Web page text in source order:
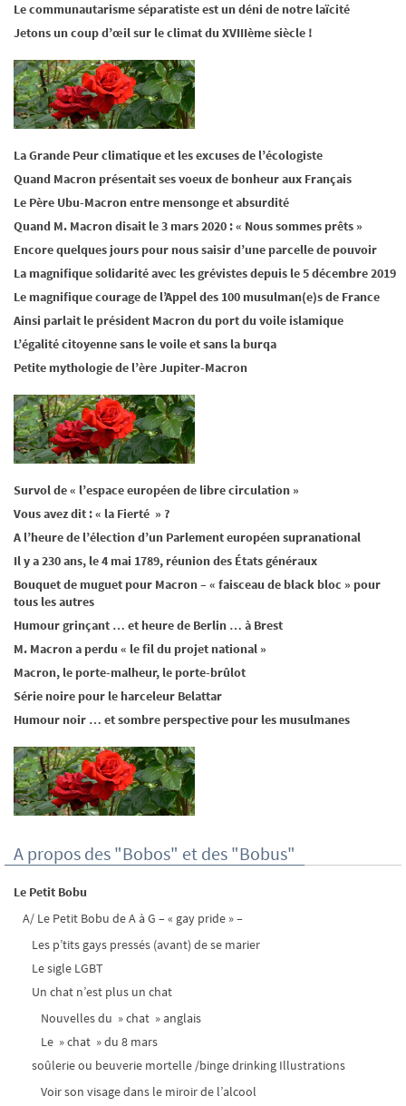
Le communautarisme séparatiste est un déni de notre laïcité
Jetons un coup d’œil sur le climat du XVIIIème siècle !
La Grande Peur climatique et les excuses de l’écologiste
Quand Macron présentait ses voeux de bonheur aux Français
Le Père Ubu-Macron entre mensonge et absurdité
Quand M. Macron disait le 3 mars 2020 : « Nous sommes prêts »
Encore quelques jours pour nous saisir d’une parcelle de pouvoir
La magnifique solidarité avec les grévistes depuis le 5 décembre 2019
Le magnifique courage de l’Appel des 100 musulman(e)s de France
Ainsi parlait le président Macron du port du voile islamique
L’égalité citoyenne sans le voile et sans la burqa
Petite mythologie de l’ère Jupiter-Macron
Survol de « l’espace européen de libre circulation »
Vous avez dit : « la Fierté » ?
A l’heure de l’élection d’un Parlement européen supranational
Il y a 230 ans, le 4 mai 1789, réunion des États généraux
Bouquet de muguet pour Macron – « faisceau de black bloc » pour
tous les autres
Humour grinçant … et heure de Berlin … à Brest
M. Macron a perdu « le fil du projet national »
Macron, le porte-malheur, le porte-brûlot
Série noire pour le harceleur Belattar
Humour noir … et sombre perspective pour les musulmanes
A propos des "Bobos" et des "Bobus"
Le Petit Bobu
A/ Le Petit Bobu de A à G – « gay pride » –
Les p’tits gays pressés (avant) de se marier
Le sigle LGBT
Un chat n’est plus un chat
Nouvelles du » chat » anglais
Le » chat » du 8 mars
soûlerie ou beuverie mortelle /binge drinking Illustrations
Voir son visage dans le miroir de l’alcool